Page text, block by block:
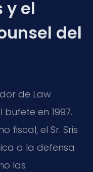
y el
del
de Law
bufete en 1997.
fiscal, el Sr. Sris
a la defensa
las